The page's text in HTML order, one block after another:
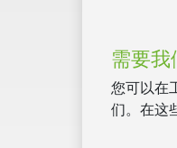
需要我
您可以在
们。在这